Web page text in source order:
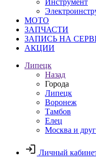
Инструмент
МОТО
ЗАПЧАСТИ
ЗАПИСЬ НА
АКЦИИ
Липецк
Назад
Города
Липецк
Воронеж
Тамбов
Елец
Москва и
Личный